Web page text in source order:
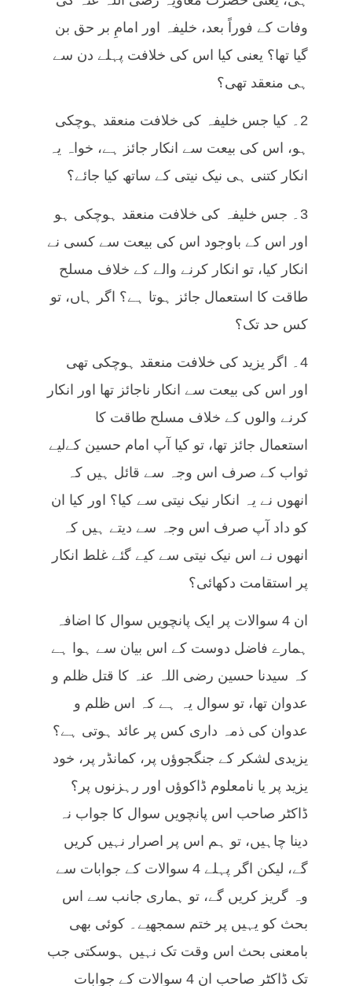
وفات کے فوراً بعد، خلیفہ اور امامِ بر حق بن
گیا تھا؟ یعنی کیا اس کی خلافت پہلے دن سے
ہی منعقد تھی؟
2۔ کیا جس خلیفہ کی خلافت منعقد ہوچکی
ہو، اس کی بیعت سے انکار جائز ہے، خواہ یہ
انکار کتنی ہی نیک نیتی کے ساتھ کیا جائے؟
3۔ جس خلیفہ کی خلافت منعقد ہوچکی ہو
اور اس کے باوجود اس کی بیعت سے کسی نے
انکار کیا، تو انکار کرنے والے کے خلاف مسلح
طاقت کا استعمال جائز ہوتا ہے؟ اگر ہاں، تو
کس حد تک؟
4۔ اگر یزید کی خلافت منعقد ہوچکی تھی
اور اس کی بیعت سے انکار ناجائز تھا اور انکار
کرنے والوں کے خلاف مسلح طاقت کا
استعمال جائز تھا، تو کیا آپ امام حسین کےلیے
ثواب کے صرف اس وجہ سے قائل ہیں کہ
انھوں نے یہ انکار نیک نیتی سے کیا؟ اور کیا ان
کو داد آپ صرف اس وجہ سے دیتے ہیں کہ
انھوں نے اس نیک نیتی سے کیے گئے غلط انکار
پر استقامت دکھائی؟
ان 4 سوالات پر ایک پانچویں سوال کا اضافہ
ہمارے فاضل دوست کے اس بیان سے ہوا ہے
کہ سیدنا حسین رضی اللہ عنہ کا قتل ظلم و
عدوان تھا، تو سوال یہ ہے کہ اس ظلم و
عدوان کی ذمہ داری کس پر عائد ہوتی ہے؟
یزیدی لشکر کے جنگجوؤں پر، کمانڈر پر، خود
یزید پر یا نامعلوم ڈاکوؤں اور رہزنوں پر؟
ڈاکٹر صاحب اس پانچویں سوال کا جواب نہ
دینا چاہیں، تو ہم اس پر اصرار نہیں کریں
گے، لیکن اگر پہلے 4 سوالات کے جوابات سے
وہ گریز کریں گے، تو ہماری جانب سے اس
بحث کو یہیں پر ختم سمجھیے۔ کوئی بھی
بامعنی بحث اس وقت تک نہیں ہوسکتی جب
تک ڈاکٹر صاحب ان 4 سوالات کے جوابات